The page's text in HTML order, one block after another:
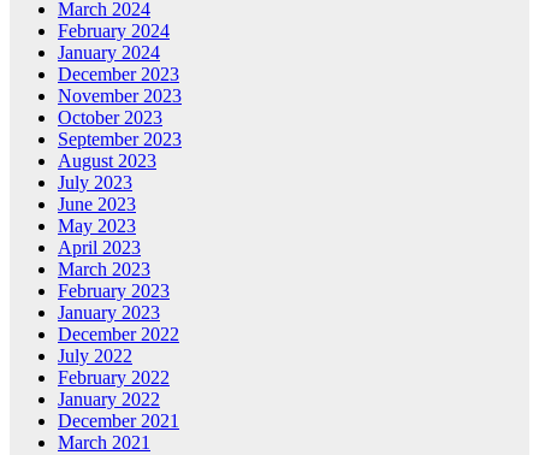
March 2024
February 2024
January 2024
December 2023
November 2023
October 2023
September 2023
August 2023
July 2023
June 2023
May 2023
April 2023
March 2023
February 2023
January 2023
December 2022
July 2022
February 2022
January 2022
December 2021
March 2021